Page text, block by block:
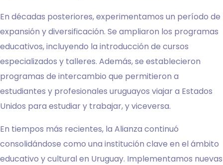
En décadas posteriores, experimentamos un período de
expansión y diversificación. Se ampliaron los programas
educativos, incluyendo la introducción de cursos
especializados y talleres. Además, se establecieron
programas de intercambio que permitieron a
estudiantes y profesionales uruguayos viajar a Estados
Unidos para estudiar y trabajar, y viceversa.
En tiempos más recientes, la Alianza continuó
consolidándose como una institución clave en el ámbito
educativo y cultural en Uruguay. Implementamos nuevas